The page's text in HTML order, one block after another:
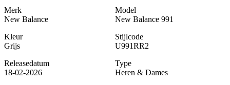
Merk
New Balance
Model
New Balance 991
Kleur
Grijs
Stijlcode
U991RR2
Releasedatum
18-02-2026
Type
Heren & Dames